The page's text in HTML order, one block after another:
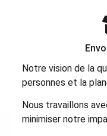
Notre vision de la
personnes et la
Nous travaillons
minimiser notre